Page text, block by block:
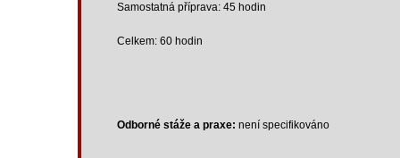
Samostatná příprava: 45 hodin
Celkem: 60 hodin
Odborné stáže a praxe: není specifikováno